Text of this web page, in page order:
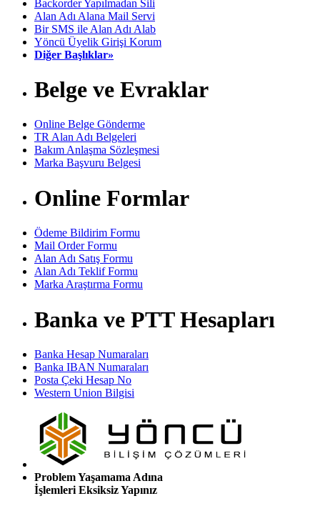
Backorder Yapılmadan Sili
Alan Adı Alana Mail Servi
Bir SMS ile Alan Adı Alab
Yöncü Üyelik Girişi Korum
Diğer Başlıklar»
Belge ve Evraklar
Online Belge Gönderme
TR Alan Adı Belgeleri
Bakım Anlaşma Sözleşmesi
Marka Başvuru Belgesi
Online Formlar
Ödeme Bildirim Formu
Mail Order Formu
Alan Adı Satış Formu
Alan Adı Teklif Formu
Marka Araştırma Formu
Banka ve PTT Hesapları
Banka Hesap Numaraları
Banka IBAN Numaraları
Posta Çeki Hesap No
Western Union Bilgisi
Problem Yaşamama Adına
İşlemleri Eksiksiz Yapınız